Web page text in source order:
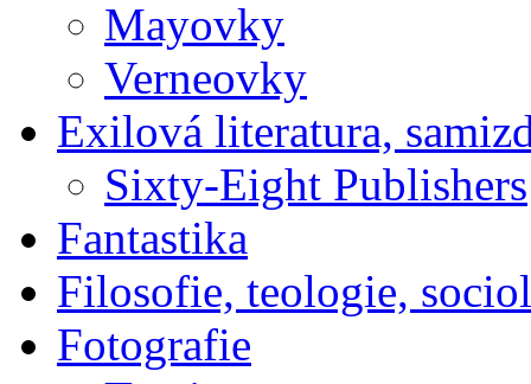
Mayovky
Verneovky
Exilová literatura,
Sixty-Eight Publishers
Fantastika
Filosofie, teologie,
Fotografie